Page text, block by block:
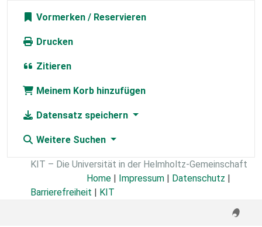
Vormerken
Drucken
Zitieren
Meinem Korb hinzufügen
Datensatz speichern
Weitere Suchen
KIT – Die Universität in der Helmholtz-Gemeinschaft
Home
Impressum Datenschutz
Barrierefreiheit
KIT